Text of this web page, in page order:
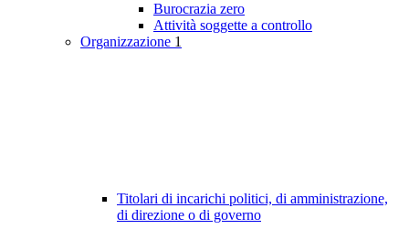
Burocrazia zero
Attività soggette a controllo
Organizzazione 1
Titolari di incarichi politici, di amministrazione,
di direzione o di governo